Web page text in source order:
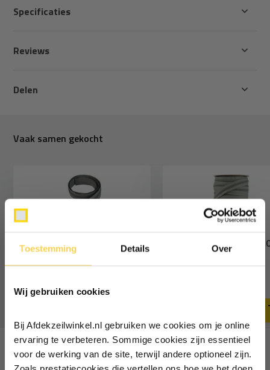
Toestemming Details Over
Wij gebruiken cookies
Bij Afdekzeilwinkel.nl gebruiken we cookies om je online
ervaring te verbeteren. Sommige cookies zijn essentieel
voor de werking van de site, terwijl andere optioneel zijn.
Zoals prestatiecookies die vertellen ons hoe we het doen,
Specificaties
Reviews
Delen
Vaak samen gekocht
Rits 10mm 150cm deelbaar
grijs
Deliverytime
Rits op rol deelbaar
100 meter grijs
Recent bekeken
Ontvang €5,- korting!
Schrijf je in voor de nieuwsbrief en
Vul je e-mailadres in‍⁪⁪